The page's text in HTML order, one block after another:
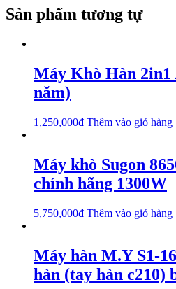
Sản phẩm tương tự
Máy Khò Hàn 2in1
năm)
1,250,000₫ Thêm vào giỏ hàng
Máy khò Sugon
chính hãng 1300W
5,750,000₫ Thêm vào giỏ hàng
Máy hàn M.Y S1-
hàn (tay hàn c210)